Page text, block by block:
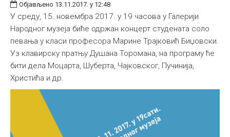
Објављено 13.11.2017. у 12:48
У среду, 15. новембра 2017. у 19 часова у Галерији
Народног музеја биће одржан концерт студената соло
певања у класи професора Марине Трајковић Биџовски.
Уз клавирску пратњу Душана Торомана, на програму ће
бити дела Моцарта, Шуберта, Чајковског, Пучинија,
Христића и др.